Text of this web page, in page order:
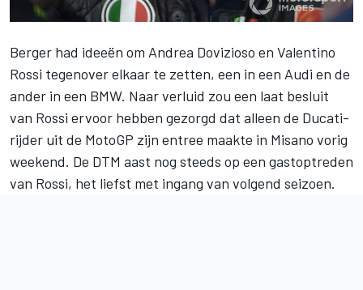
Berger had ideeën om Andrea Dovizioso en Valentino
Rossi tegenover elkaar te zetten, een in een Audi en de
ander in een BMW. Naar verluid zou een laat besluit
van Rossi ervoor hebben gezorgd dat alleen de Ducati-
rijder uit de MotoGP zijn entree maakte in Misano vorig
weekend. De DTM aast nog steeds op een gastoptreden
van Rossi, het liefst met ingang van volgend seizoen.